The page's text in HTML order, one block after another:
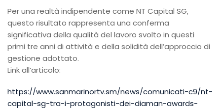
Per una realtà indipendente come NT Capital SG,
questo risultato rappresenta una conferma
significativa della qualità del lavoro svolto in questi
primi tre anni di attività e della solidità dell’approccio di
gestione adottato.
Link all’articolo:
https://www.sanmarinortv.sm/news/comunicati-c9/nt-
capital-sg-tra-i-protagonisti-dei-diaman-awards-